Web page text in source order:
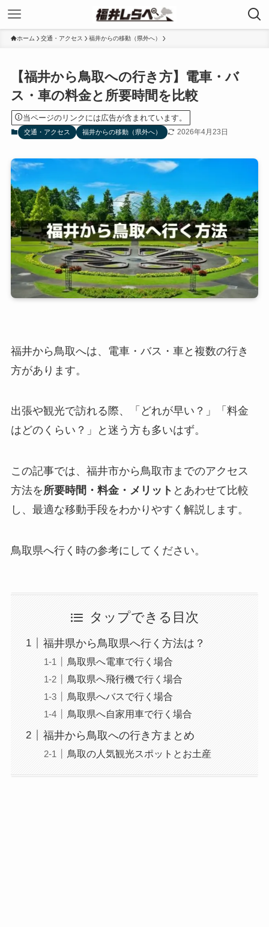
ホーム 交通・アクセス 福井からの移動（県外へ）
【福井から鳥取への行き方】電車・バ
ス・車の料金と所要時間を比較
当ページのリンクには広告が含まれています。
交通・アクセス 福井からの移動（県外へ） 2026年4月23日
福井から鳥取へは、電車・バス・車と複数の行き
方があります。
出張や観光で訪れる際、「どれが早い？」「料金
はどのくらい？」と迷う方も多いはず。
この記事では、福井市から鳥取市までのアクセス
方法を所要時間・料金・メリット とあわせて比較
し、最適な移動手段をわかりやすく解説します。
鳥取県へ行く時の参考にしてください。
タップできる目次
福井県から鳥取県へ行く方法は？
鳥取県へ電車で行く場合
鳥取県へ飛行機で行く場合
鳥取県へバスで行く場合
鳥取県へ自家用車で行く場合
福井から鳥取への行き方まとめ
鳥取の人気観光スポットとお土産